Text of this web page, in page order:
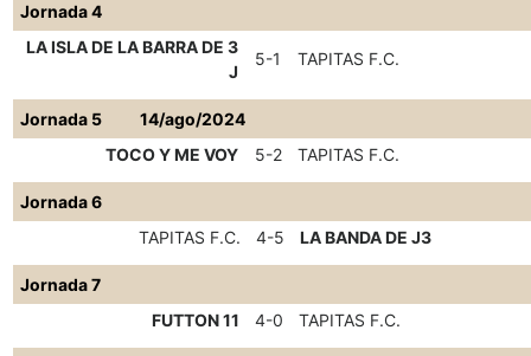
Jornada 4
LA ISLA DE LA BARRA DE 3
J
5-1 TAPITAS F.C.
Jornada 5
14/ago/2024
TOCO Y ME VOY
5-2 TAPITAS F.C.
Jornada 6
TAPITAS F.C.
4-5 LA BANDA DE J3
Jornada 7
FUTTON 11
4-0 TAPITAS F.C.